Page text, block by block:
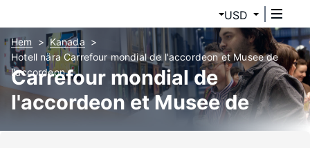
USD
Hem
Kanada
Hotell nära Carrefour mondial de l'accordeon et Musee de
l'accordeon
Carrefour mondial de
l'accordeon et Musee de
l'accordeon Hotell